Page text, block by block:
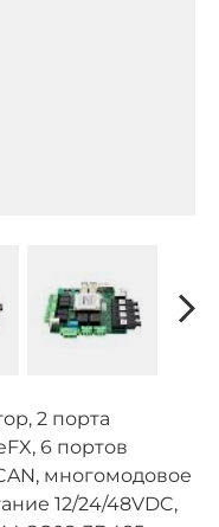
2 порта
6 портов
многомодовое
12/24/48VDC,